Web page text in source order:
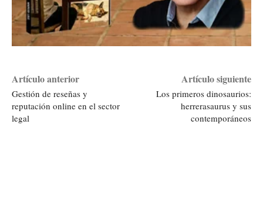
Artículo anterior
Gestión de reseñas y
reputación online en el sector
legal
Artículo siguiente
Los primeros dinosaurios:
herrerasaurus y sus
contemporáneos